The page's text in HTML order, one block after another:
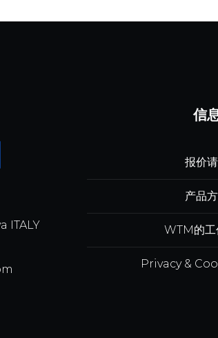
ITALY
信
报价
产品
WTM的工
Privacy &